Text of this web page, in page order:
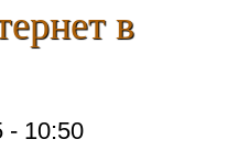
в
- 10:50